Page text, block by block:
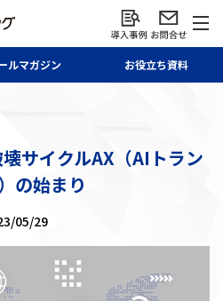
ルマガジン お役立ち資料
サイクルAX（AIトラン
の始まり
05/29